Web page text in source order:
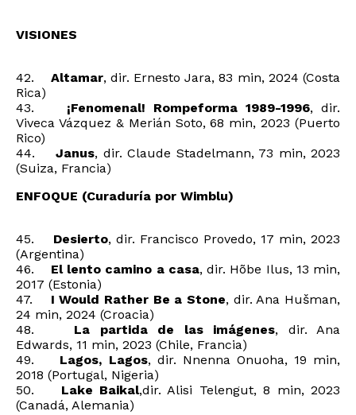
VISIONES
42. Altamar, dir. Ernesto Jara, 83 min, 2024 (Costa
Rica)
43. ¡Fenomenal! Rompeforma 1989-1996, dir.
Viveca Vázquez & Merián Soto, 68 min, 2023 (Puerto
Rico)
44. Janus, dir. Claude Stadelmann, 73 min, 2023
(Suiza, Francia)
ENFOQUE (Curaduría por Wimblu)
45. Desierto, dir. Francisco Provedo, 17 min, 2023
(Argentina)
46. El lento camino a casa, dir. Hõbe Ilus, 13 min,
2017 (Estonia)
47. I Would Rather Be a Stone, dir. Ana Hušman,
24 min, 2024 (Croacia)
48. La partida de las imágenes, dir. Ana
Edwards, 11 min, 2023 (Chile, Francia)
49. Lagos, Lagos, dir. Nnenna Onuoha, 19 min,
2018 (Portugal, Nigeria)
50.
Lake Baikal,dir. Alisi Telengut, 8 min, 2023
(Canadá, Alemania)